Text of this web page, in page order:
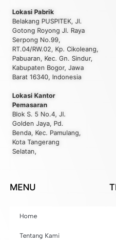
Lokasi Pabrik
Belakang PUSPITEK, Jl.
Gotong Royong Jl. Raya
Serpong No.99,
RT.04/RW.02, Kp. Cikoleang,
Pabuaran, Kec. Gn. Sindur,
Kabupaten Bogor, Jawa
Barat 16340, Indonesia
Lokasi Kantor
Pemasaran
Blok S. 5 No.4, Jl.
Golden Jaya, Pd.
Benda, Kec. Pamulang,
Kota Tangerang
Selatan,
MENU
Home
Tentang Kami